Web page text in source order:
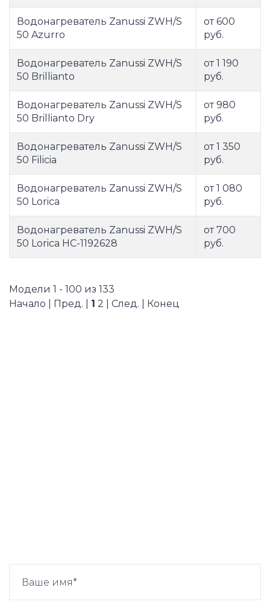
Водонагреватель Zanussi ZWH/S
50 Azurro
от 600
руб.
Водонагреватель Zanussi ZWH/S
50 Brillianto
от 1 190
руб.
Водонагреватель Zanussi ZWH/S
50 Brillianto Dry
от 980
руб.
Водонагреватель Zanussi ZWH/S
50 Filicia
от 1 350
руб.
Водонагреватель Zanussi ZWH/S
50 Lorica
от 1 080
руб.
Водонагреватель Zanussi ZWH/S
50 Lorica НС-1192628
от 700
руб.
Модели 1 - 100 из 133
Начало | Пред. | 1 2 След. Конец